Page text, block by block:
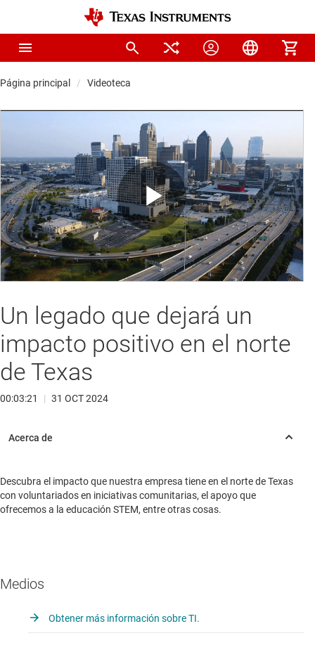
Página principal Videoteca
Play
Video
Un legado que dejará un
impacto positivo en el norte
de Texas
00:03:21 | 31 OCT 2024
Descubra el impacto que nuestra empresa tiene en el norte de Texas
con voluntariados en iniciativas comunitarias, el apoyo que
ofrecemos a la educación STEM, entre otras cosas.
Medios
Obtener más información sobre TI.